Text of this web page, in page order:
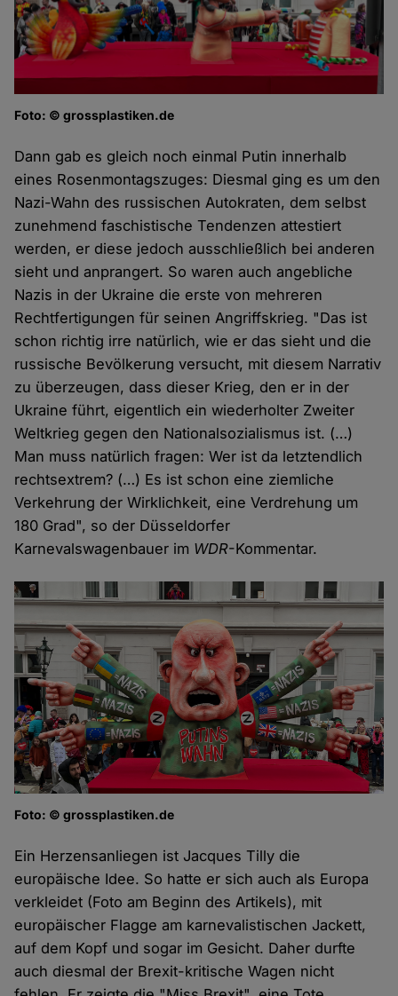
Foto: © grossplastiken.de
Dann gab es gleich noch einmal Putin innerhalb
eines Rosenmontagszuges: Diesmal ging es um den
Nazi-Wahn des russischen Autokraten, dem selbst
zunehmend faschistische Tendenzen attestiert
werden, er diese jedoch ausschließlich bei anderen
sieht und anprangert. So waren auch angebliche
Nazis in der Ukraine die erste von mehreren
Rechtfertigungen für seinen Angriffskrieg. "Das ist
schon richtig irre natürlich, wie er das sieht und die
russische Bevölkerung versucht, mit diesem Narrativ
zu überzeugen, dass dieser Krieg, den er in der
Ukraine führt, eigentlich ein wiederholter Zweiter
Weltkrieg gegen den Nationalsozialismus ist. (…)
Man muss natürlich fragen: Wer ist da letztendlich
rechtsextrem? (…) Es ist schon eine ziemliche
Verkehrung der Wirklichkeit, eine Verdrehung um
180 Grad", so der Düsseldorfer
Karnevalswagenbauer im WDR-Kommentar.
Foto: © grossplastiken.de
Ein Herzensanliegen ist Jacques Tilly die
europäische Idee. So hatte er sich auch als Europa
verkleidet (Foto am Beginn des Artikels), mit
europäischer Flagge am karnevalistischen Jackett,
auf dem Kopf und sogar im Gesicht. Daher durfte
auch diesmal der Brexit-kritische Wagen nicht